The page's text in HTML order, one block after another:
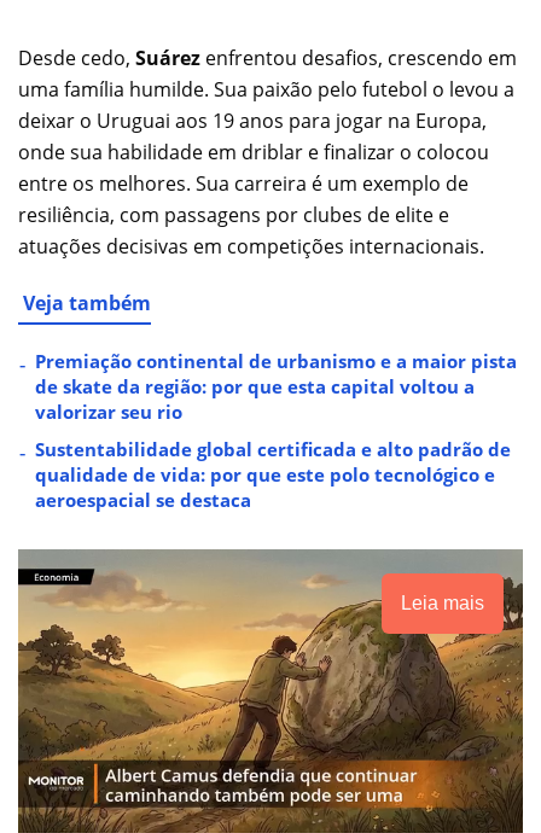
Desde cedo, Suárez enfrentou desafios, crescendo em
uma família humilde. Sua paixão pelo futebol o levou a
deixar o Uruguai aos 19 anos para jogar na Europa,
onde sua habilidade em driblar e finalizar o colocou
entre os melhores. Sua carreira é um exemplo de
resiliência, com passagens por clubes de elite e
atuações decisivas em competições internacionais.
Veja também
Premiação continental de urbanismo e a maior pista
de skate da região: por que esta capital voltou a
valorizar seu rio
Sustentabilidade global certificada e alto padrão de
qualidade de vida: por que este polo tecnológico e
aeroespacial se destaca
Leia mais